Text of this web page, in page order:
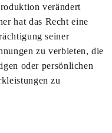
verändert
hat das Recht eine
seiner
zu verbieten, die
oder persönlichen
zu